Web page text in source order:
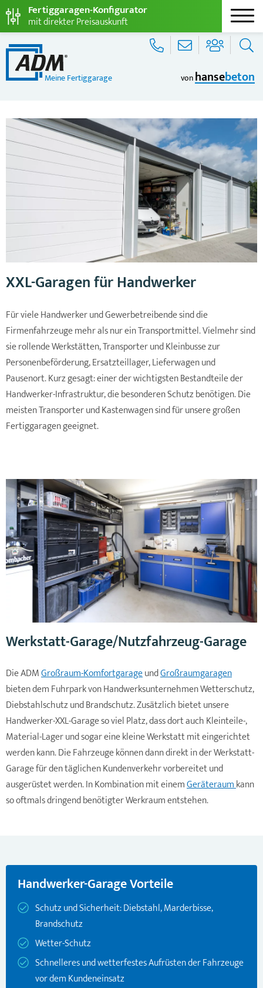
Meine Fertiggarage vonhansebeton
Fertiggaragen-Konfigurator
mit direkter Preisauskunft
XXL-Garagen für Handwerker
Für viele Handwerker und Gewerbetreibende sind die
Firmenfahrzeuge mehr als nur ein Transportmittel. Vielmehr sind
sie rollende Werkstätten, Transporter und Kleinbusse zur
Personenbeförderung, Ersatzteillager, Lieferwagen und
Pausenort. Kurz gesagt: einer der wichtigsten Bestandteile der
Handwerker-Infrastruktur, die besonderen Schutz benötigen. Die
meisten Transporter und Kastenwagen sind für unsere großen
Fertiggaragen geeignet.
Werkstatt-Garage/Nutzfahrzeug-Garage
Die ADMGroßraum-KomfortgarageundGroßraumgaragen
bieten dem Fuhrpark von Handwerksunternehmen Wetterschutz,
Diebstahlschutz und Brandschutz. Zusätzlich bietet unsere
Handwerker-XXL-Garage so viel Platz, dass dort auch Kleinteile-,
Material-Lager und sogar eine kleine Werkstatt mit eingerichtet
werden kann. Die Fahrzeuge können dann direkt in der Werkstatt-
Garage für den täglichen Kundenverkehr vorbereitet und
ausgerüstet werden. In Kombination mit einemGeräteraumkann
so oftmals dringend benötigter Werkraum entstehen.
Handwerker-Garage Vorteile
Schutz und Sicherheit: Diebstahl, Marderbisse,
Brandschutz
Wetter-Schutz
Schnelleres und wetterfestes Aufrüsten der Fahrzeuge
vor dem Kundeneinsatz